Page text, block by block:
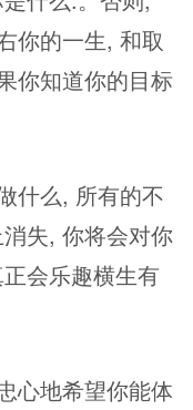
你的一生, 和取
你知道你的目标
什么, 所有的不
失, 你将会对你
会乐趣横生有
心地希望你能体